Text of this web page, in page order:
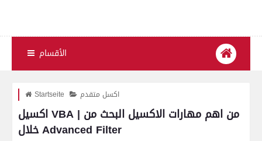
الأقسام
Startseite اكسل متقدم
اكسيل VBA | من اهم مهارات الاكسيل البحث من
خلال Advanced Filter